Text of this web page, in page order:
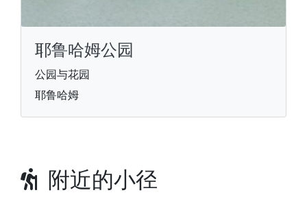
耶鲁哈姆公园
公园与花园
耶鲁哈姆
附近的小径